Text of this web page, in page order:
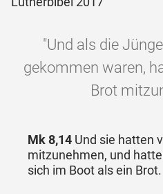
"Und als die
gekommen waren,
Brot
Mk 8,14 Und sie hatten
mitzunehmen, und
sich im Boot als ein Brot.